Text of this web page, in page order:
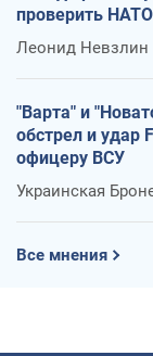
проверить
Леонид Невзлин
"Варта" и
обстрел и удар
офицеру ВСУ
Украинская
Все мнения